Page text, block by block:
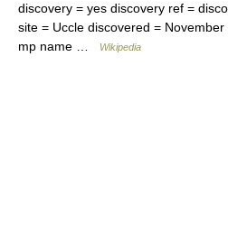
discovery = yes discovery ref =
site = Uccle discovered =
mp name …
Wikipedia